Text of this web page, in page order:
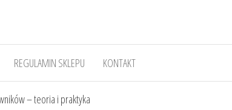
REGULAMIN SKLEPU KONTAKT
– teoria i praktyka